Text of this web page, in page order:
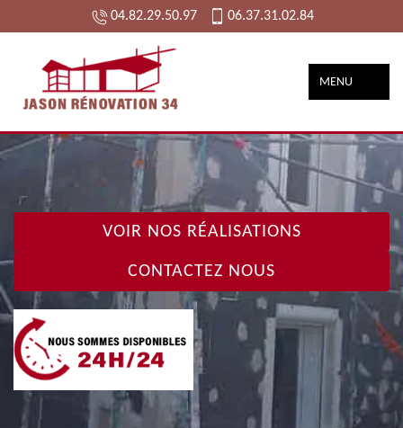
04.82.29.50.97 06.37.31.02.84
MENU
VOIR NOS RÉALISATIONS
CONTACTEZ NOUS